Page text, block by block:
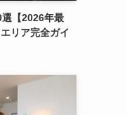
【2026年最
リア完全ガイ